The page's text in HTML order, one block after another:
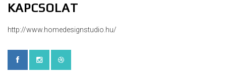
KAPCSOLAT
http://www.homedesignstudio.hu/